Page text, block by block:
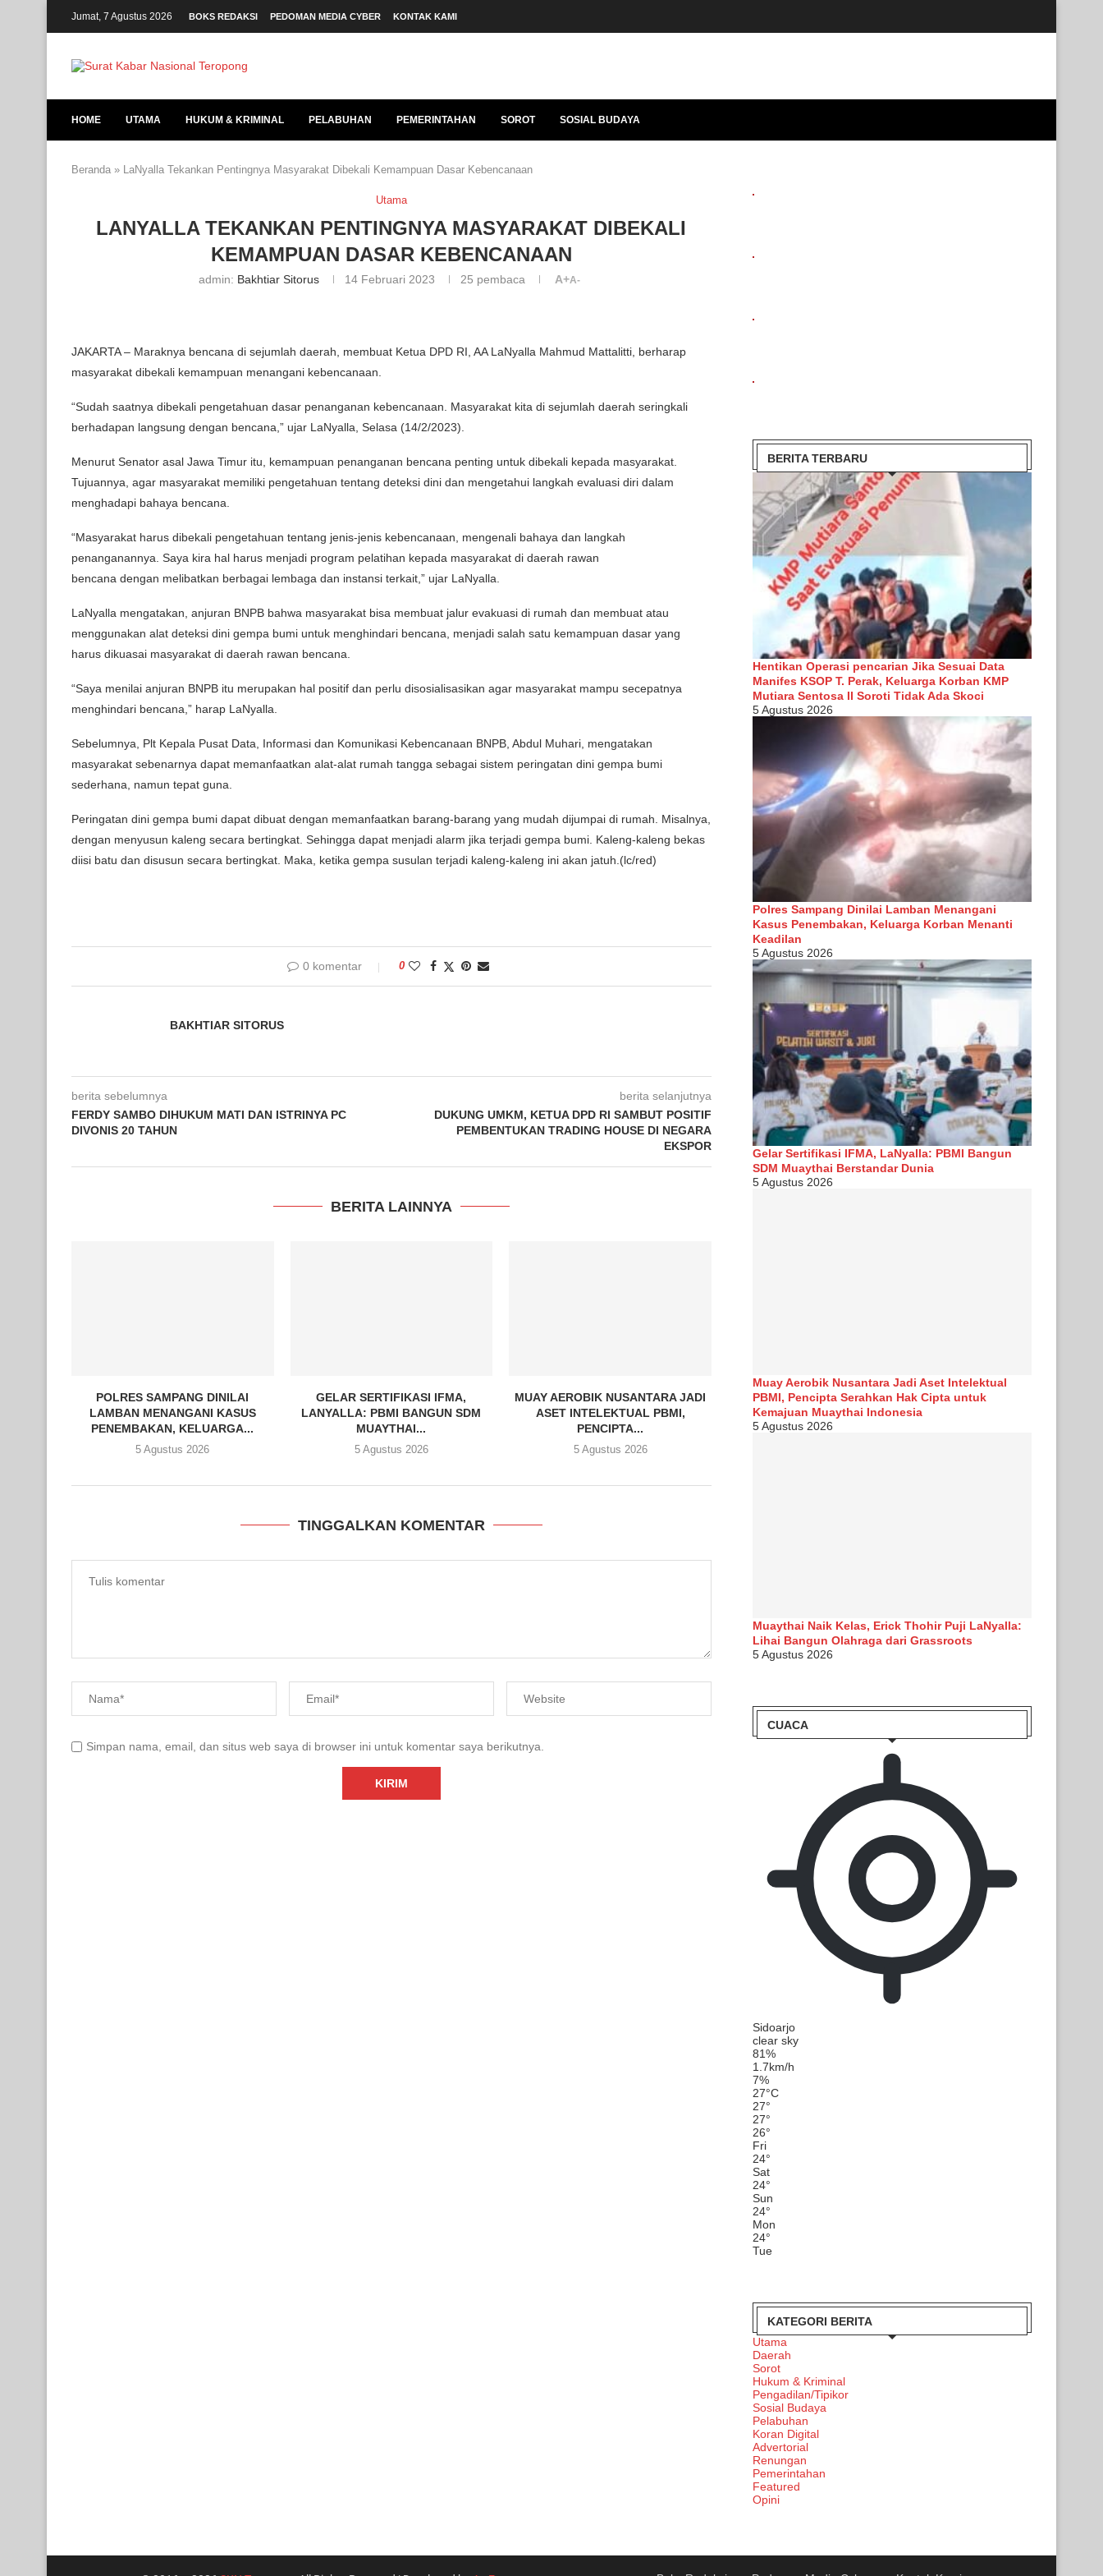
Jumat, 7 Agustus 2026 BOKS REDAKSI PEDOMAN MEDIA CYBER KONTAK KAMI
HOME UTAMA HUKUM & KRIMINAL PELABUHAN PEMERINTAHAN SOROT SOSIAL BUDAYA
Beranda » LaNyalla Tekankan Pentingnya Masyarakat Dibekali Kemampuan Dasar Kebencanaan
Utama
LANYALLA TEKANKAN PENTINGNYA MASYARAKAT DIBEKALI
KEMAMPUAN DASAR KEBENCANAAN
admin: Bakhtiar Sitorus 14 Februari 2023 25 pembaca A+A-
JAKARTA – Maraknya bencana di sejumlah daerah, membuat Ketua DPD RI, AA LaNyalla Mahmud Mattalitti, berharap
masyarakat dibekali kemampuan menangani kebencanaan.
“Sudah saatnya dibekali pengetahuan dasar penanganan kebencanaan. Masyarakat kita di sejumlah daerah seringkali
berhadapan langsung dengan bencana,” ujar LaNyalla, Selasa (14/2/2023).
Menurut Senator asal Jawa Timur itu, kemampuan penanganan bencana penting untuk dibekali kepada masyarakat.
Tujuannya, agar masyarakat memiliki pengetahuan tentang deteksi dini dan mengetahui langkah evaluasi diri dalam
menghadapi bahaya bencana.
“Masyarakat harus dibekali pengetahuan tentang jenis-jenis kebencanaan, mengenali bahaya dan langkah
penanganannya. Saya kira hal harus menjadi program pelatihan kepada masyarakat di daerah rawan
bencana dengan melibatkan berbagai lembaga dan instansi terkait,” ujar LaNyalla.
LaNyalla mengatakan, anjuran BNPB bahwa masyarakat bisa membuat jalur evakuasi di rumah dan membuat atau
menggunakan alat deteksi dini gempa bumi untuk menghindari bencana, menjadi salah satu kemampuan dasar yang
harus dikuasai masyarakat di daerah rawan bencana.
“Saya menilai anjuran BNPB itu merupakan hal positif dan perlu disosialisasikan agar masyarakat mampu secepatnya
menghindari bencana,” harap LaNyalla.
Sebelumnya, Plt Kepala Pusat Data, Informasi dan Komunikasi Kebencanaan BNPB, Abdul Muhari, mengatakan
masyarakat sebenarnya dapat memanfaatkan alat-alat rumah tangga sebagai sistem peringatan dini gempa bumi
sederhana, namun tepat guna.
Peringatan dini gempa bumi dapat dibuat dengan memanfaatkan barang-barang yang mudah dijumpai di rumah. Misalnya,
dengan menyusun kaleng secara bertingkat. Sehingga dapat menjadi alarm jika terjadi gempa bumi. Kaleng-kaleng bekas
diisi batu dan disusun secara bertingkat. Maka, ketika gempa susulan terjadi kaleng-kaleng ini akan jatuh.(lc/red)
0 komentar 0
BAKHTIAR SITORUS
berita sebelumnya
FERDY SAMBO DIHUKUM MATI DAN ISTRINYA PC
DIVONIS 20 TAHUN
berita selanjutnya
DUKUNG UMKM, KETUA DPD RI SAMBUT POSITIF
PEMBENTUKAN TRADING HOUSE DI NEGARA
EKSPOR
BERITA LAINNYA
POLRES SAMPANG DINILAI
LAMBAN MENANGANI KASUS
PENEMBAKAN, KELUARGA...
5 Agustus 2026
GELAR SERTIFIKASI IFMA,
LANYALLA: PBMI BANGUN SDM
MUAYTHAI...
5 Agustus 2026
MUAY AEROBIK NUSANTARA JADI
ASET INTELEKTUAL PBMI,
PENCIPTA...
5 Agustus 2026
TINGGALKAN KOMENTAR
Simpan nama, email, dan situs web saya di browser ini untuk komentar saya berikutnya.
BERITA TERBARU
Hentikan Operasi pencarian Jika Sesuai Data
Manifes KSOP T. Perak, Keluarga Korban KMP
Mutiara Sentosa II Soroti Tidak Ada Skoci
5 Agustus 2026
Polres Sampang Dinilai Lamban Menangani
Kasus Penembakan, Keluarga Korban Menanti
Keadilan
5 Agustus 2026
Gelar Sertifikasi IFMA, LaNyalla: PBMI Bangun
SDM Muaythai Berstandar Dunia
5 Agustus 2026
Muay Aerobik Nusantara Jadi Aset Intelektual
PBMI, Pencipta Serahkan Hak Cipta untuk
Kemajuan Muaythai Indonesia
5 Agustus 2026
Muaythai Naik Kelas, Erick Thohir Puji LaNyalla:
Lihai Bangun Olahraga dari Grassroots
5 Agustus 2026
CUACA
Sidoarjo
clear sky
81%
1.7km/h
7%
27°C
27°
27°
26°
Fri
24°
Sat
24°
Sun
24°
Mon
24°
Tue
KATEGORI BERITA
Utama
Daerah
Sorot
Hukum & Kriminal
Pengadilan/Tipikor
Sosial Budaya
Pelabuhan
Koran Digital
Advertorial
Renungan
Pemerintahan
Featured
Opini